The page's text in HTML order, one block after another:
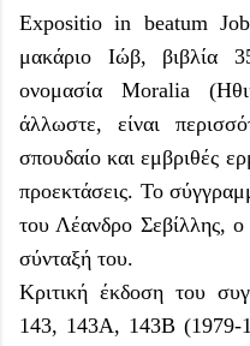
Expositio in beatum
μακάριο Ιώβ, βιβλία
ονομασία Moralia
άλλωστε, είναι
σπουδαίο και εμβριθές
προεκτάσεις. Το
του Λέανδρο Σεβίλλης, ο
σύνταξή του.
Κριτική έκδοση του
143, 143Α, 143Β (1979-